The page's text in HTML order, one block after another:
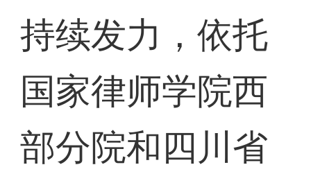
持续发力，依托
国家律师学院西
部分院和四川省